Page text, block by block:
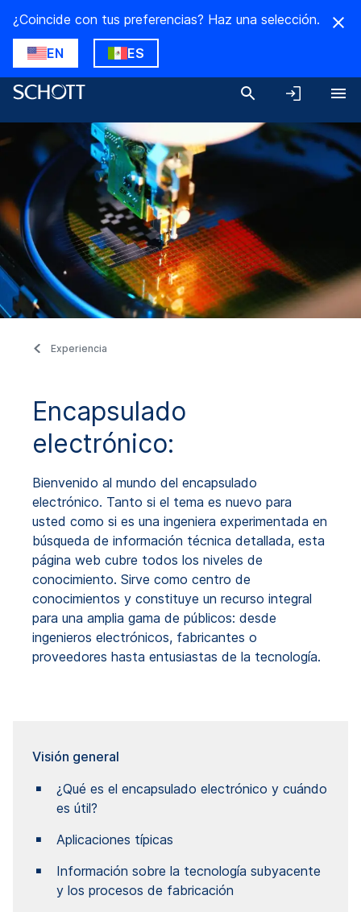
¿Coincide con tus preferencias? Haz una selección.
EN ES
Experiencia
Encapsulado
electrónico:
Bienvenido al mundo del encapsulado
electrónico. Tanto si el tema es nuevo para
usted como si es una ingeniera experimentada en
búsqueda de información técnica detallada, esta
página web cubre todos los niveles de
conocimiento. Sirve como centro de
conocimientos y constituye un recurso integral
para una amplia gama de públicos: desde
ingenieros electrónicos, fabricantes o
proveedores hasta entusiastas de la tecnología.
Visión general
¿Qué es el encapsulado electrónico y cuándo
es útil?
Aplicaciones típicas
Información sobre la tecnología subyacente
y los procesos de fabricación